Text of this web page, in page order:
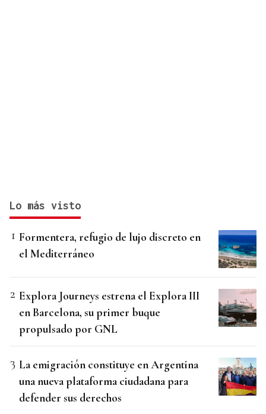
Lo más visto
Formentera, refugio de lujo discreto en
el Mediterráneo
Explora Journeys estrena el Explora III
en Barcelona, su primer buque
propulsado por GNL
La emigración constituye en Argentina
una nueva plataforma ciudadana para
defender sus derechos